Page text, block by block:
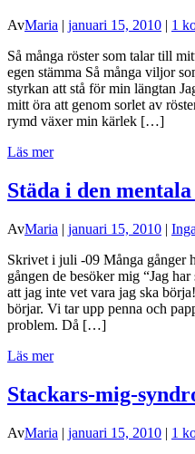
AvMaria | januari 15, 2010 | 1
Så många röster som talar till
egen stämma Så många viljor
styrkan att stå för min längtan
mitt öra att genom sorlet av
rymd växer min kärlek […]
Läs mer
Städa i den
AvMaria | januari 15, 2010 |
Skrivet i juli -09 Många gånger
gången de besöker mig “Jag
att jag inte vet vara jag ska
börjar. Vi tar upp penna och
problem. Då […]
Läs mer
Stackars-mig-
AvMaria | januari 15, 2010 | 1